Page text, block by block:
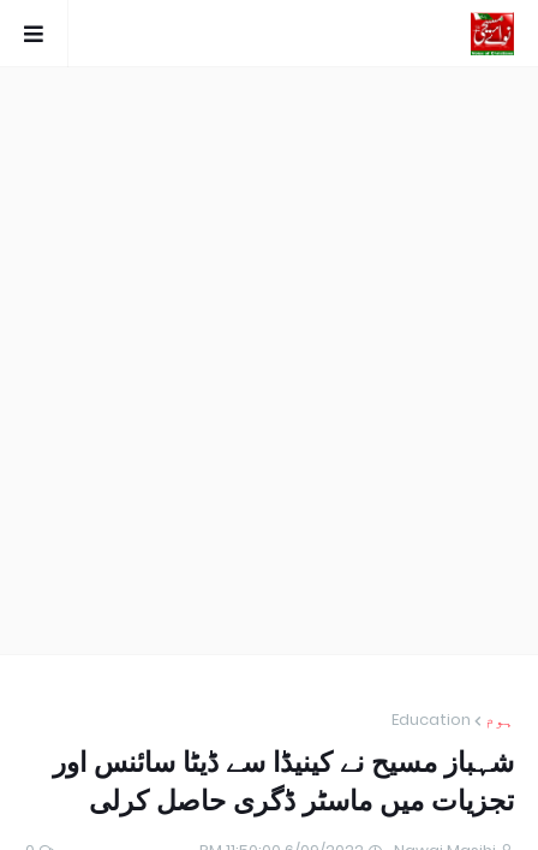
ہوم Education
شہباز مسیح نے کینیڈا سے ڈیٹا سائنس اور
تجزیات میں ماسٹر ڈگری حاصل کرلی